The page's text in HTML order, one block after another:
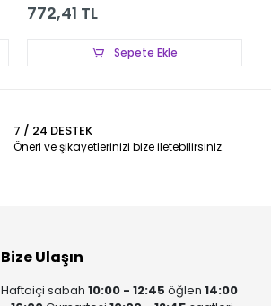
772,41 TL
Sepete Ekle
7 / 24 DESTEK
Öneri ve şikayetlerinizi bize iletebilirsiniz.
Bize Ulaşın
Haftaiçi sabah10:00 - 12:45öğlen14:00